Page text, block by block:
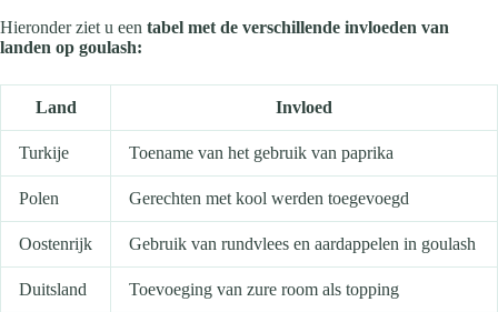
Hieronder ziet u een tabel met de verschillende invloeden van
landen op goulash:
Land Invloed
Turkije Toename van het gebruik van paprika
Polen Gerechten met kool werden toegevoegd
Oostenrijk Gebruik van rundvlees en aardappelen in goulash
Duitsland
Toevoeging van zure room als topping